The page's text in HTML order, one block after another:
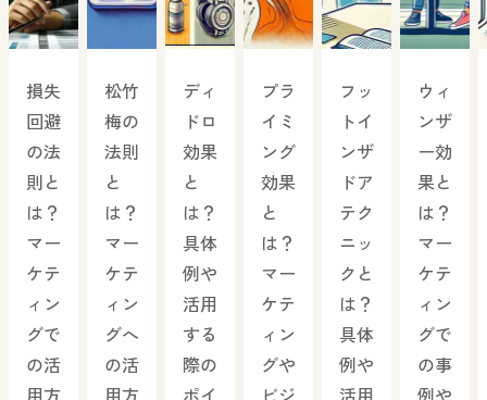
損失
回避
の法
則と
は？
マー
ケテ
ィン
グで
の活
用方
松竹
梅の
法則
と
は？
マー
ケテ
ィン
グへ
の活
用方
ディ
ドロ
効果
と
は？
具体
例や
活用
する
際の
ポイ
プラ
イミ
ング
効果
と
は？
マー
ケテ
ィン
グや
ビジ
フッ
トイ
ンザ
ドア
テク
ニッ
クと
は？
具体
例や
活用
ウィ
ンザ
ー効
果と
は？
マー
ケテ
ィン
グで
の事
例や